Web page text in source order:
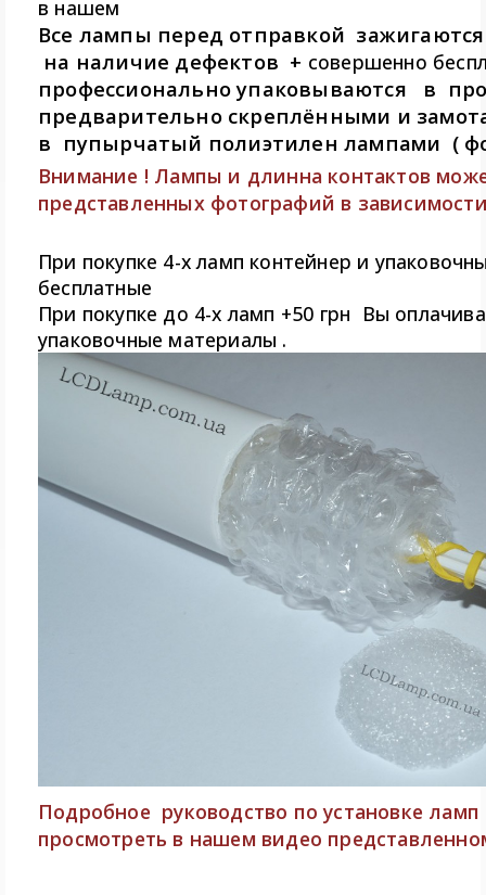
в нашем
Все лампы перед отправкой
на наличие дефектов + совершенно
профессионально упаковываются в
предварительно скреплёнными и
в пупырчатый полиэтилен лампами (
Внимание ! Лампы и длинна контактов
представленных фотографий в
При покупке 4-х ламп контейнер и
бесплатные
При покупке до 4-х ламп +50 грн Вы
упаковочные материалы .
Подробное руководство по установке
просмотреть в нашем видео